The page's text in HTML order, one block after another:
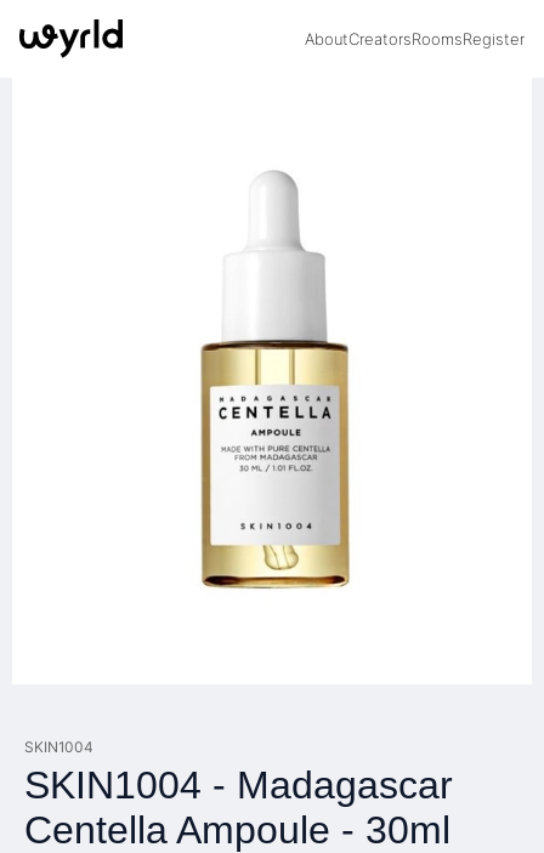
AboutCreatorsRoomsRegister
SKIN1004
SKIN1004 - Madagascar
Centella Ampoule - 30ml